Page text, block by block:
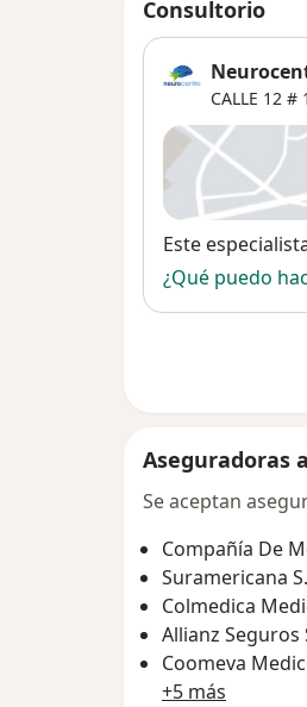
Consultorio
CALLE 12
Este
¿Qué puedo
Aseguradoras
Se aceptan
Compañía De
Suramericana
Colmedica
Allianz Seguros
Coomeva
+5 más